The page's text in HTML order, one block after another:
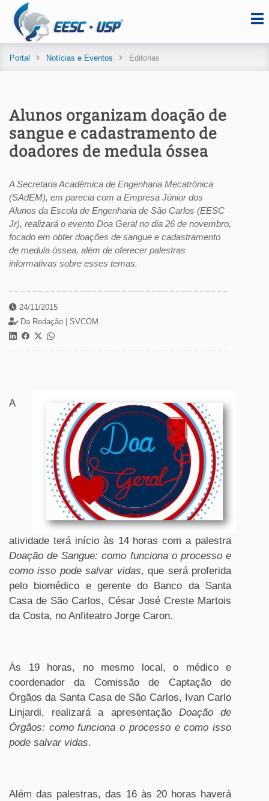
Portal Notícias e Eventos Editorias
Alunos organizam doação de
sangue e cadastramento de
doadores de medula óssea
A Secretaria Acadêmica de Engenharia Mecatrônica
(SAdEM), em parecia com a Empresa Júnior dos
Alunos da Escola de Engenharia de São Carlos (EESC
Jr), realizará o evento Doa Geral no dia 26 de novembro,
focado em obter doações de sangue e cadastramento
de medula óssea, além de oferecer palestras
informativas sobre esses temas.
24/11/2015
Da Redação | SVCOM
A
atividade terá início às 14 horas com a palestra
Doação de Sangue: como funciona o processo e
como isso pode salvar vidas, que será proferida
pelo biomédico e gerente do Banco da Santa
Casa de São Carlos, César José Creste Martois
da Costa, no Anfiteatro Jorge Caron.
Às 19 horas, no mesmo local, o médico e
coordenador da Comissão de Captação de
Órgãos da Santa Casa de São Carlos, Ivan Carlo
Linjardi, realizará a apresentação Doação de
Órgãos: como funciona o processo e como isso
pode salvar vidas.
Além das palestras, das 16 às 20 horas haverá